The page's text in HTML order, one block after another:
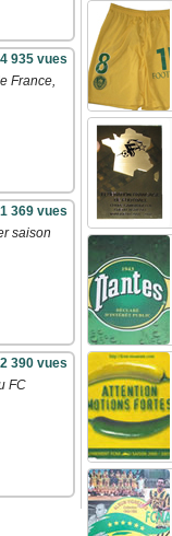
935 vues
France,
369 vues
saison
390 vues
FC